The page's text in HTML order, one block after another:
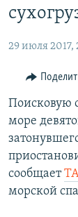
главной
Вернутся
поиску
11 ЛЕТ
ЕЩЕ
ИНТЕРАКТИВ
СОВЕТЫ
ПРОПАВШИЕ
РАДІО
КАК
Українською
Qırımtatar
29 июля 2017,
Поисковую
море
сообщает
морской